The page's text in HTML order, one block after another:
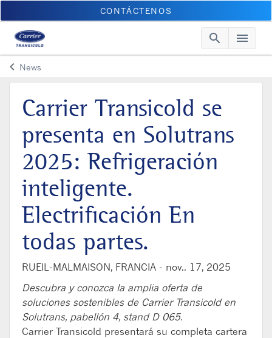
CONTÁCTENOS
search menu
keyboard_arrow_leftArrow back
News
Carrier Transicold se
presenta en Solutrans
2025: Refrigeración
inteligente.
Electrificación En
todas partes.
RUEIL-MALMAISON, FRANCIA - nov.. 17, 2025
Descubra y conozca la amplia oferta de
soluciones sostenibles de Carrier Transicold en
Solutrans, pabellón 4, stand D 065.
Carrier Transicold presentará su completa cartera